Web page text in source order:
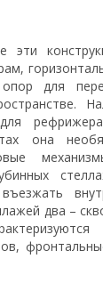
для
она
два –